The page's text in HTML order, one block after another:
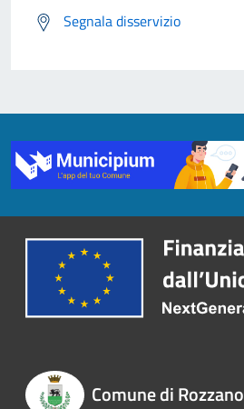
Segnala disservizio
Comune di Rozzano